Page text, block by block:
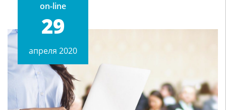
on-line
29
апреля 2020